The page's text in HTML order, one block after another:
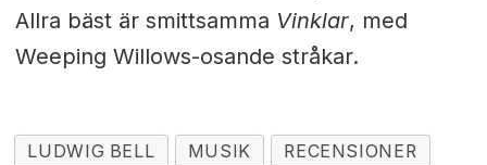
Allra bäst är smittsamma Vinklar, med
Weeping Willows-osande stråkar.
LUDWIG BELL MUSIK
RECENSIONER